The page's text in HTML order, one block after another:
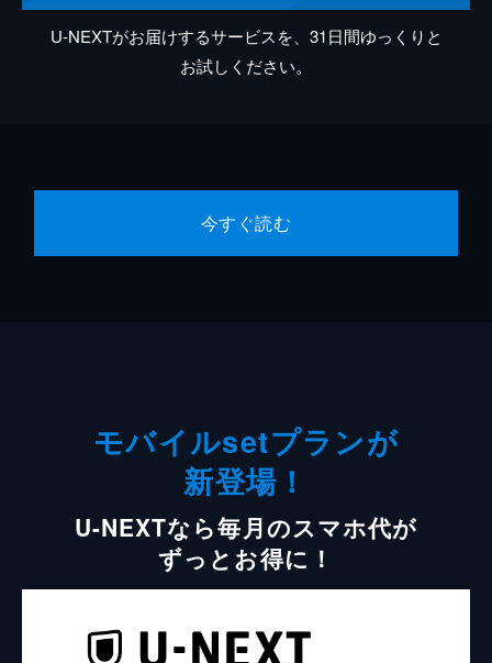
U-NEXTがお届けするサービスを、31日間ゆっくりと
お試しください。
今すぐ読む
モバイルsetプランが
新登場！
U-NEXTなら毎月のスマホ代が
ずっとお得に！